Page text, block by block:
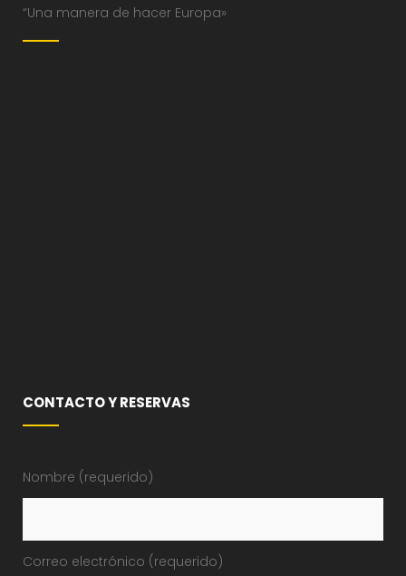
“Una manera de hacer Europa»
CONTACTO Y RESERVAS
Nombre (requerido)
Correo electrónico (requerido)